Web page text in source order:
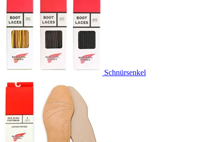
Schnürsenkel